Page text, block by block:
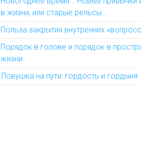
в жизни, или старые рельсы...
Польза закрытия внутренних
Порядок в голове и порядок в
жизни
Ловушка на пути: гордость и гордыня